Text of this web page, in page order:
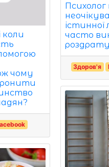
коли
чому
часто
Здоров'я